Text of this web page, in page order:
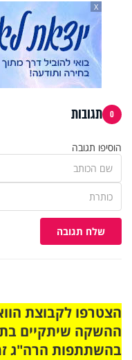
X
0 תגובות
הוסיפו תגובה
שלח תגובה
ההשקה שיתקיים
בהשתתפות הרה"ג